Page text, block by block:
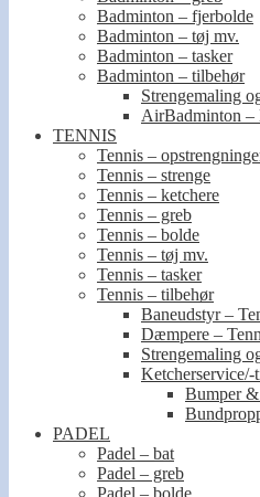
Badminton – fjerbolde
Badminton – tøj mv.
Badminton – tasker
Badminton – tilbehør
Strengemaling
AirBadminton –
TENNIS
Tennis –
Tennis – strenge
Tennis – ketchere
Tennis – greb
Tennis – bolde
Tennis – tøj mv.
Tennis – tasker
Tennis – tilbehør
Baneudstyr –
Dæmpere –
Strengemaling
Bumper &
PADEL
Padel – bat
Padel – greb
Padel – bolde